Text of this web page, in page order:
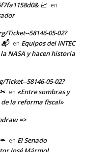
📈 en
Ticket--58146-05-02?
📬 en Equipos del INTEC
NASA y hacen historia
58146-05-02?
en «Entre sombras y
la reforma fiscal»
=>
en El Senado